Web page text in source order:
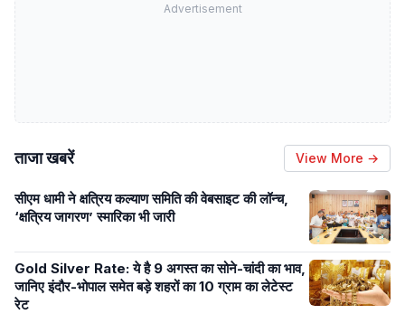
Advertisement
ताजा खबरें View More →
सीएम धामी ने क्षत्रिय कल्याण समिति की वेबसाइट की लॉन्च,
‘क्षत्रिय जागरण’ स्मारिका भी जारी
Gold Silver Rate: ये है 9 अगस्त का सोने-चांदी का भाव,
जानिए इंदौर-भोपाल समेत बड़े शहरों का 10 ग्राम का लेटेस्ट
रेट